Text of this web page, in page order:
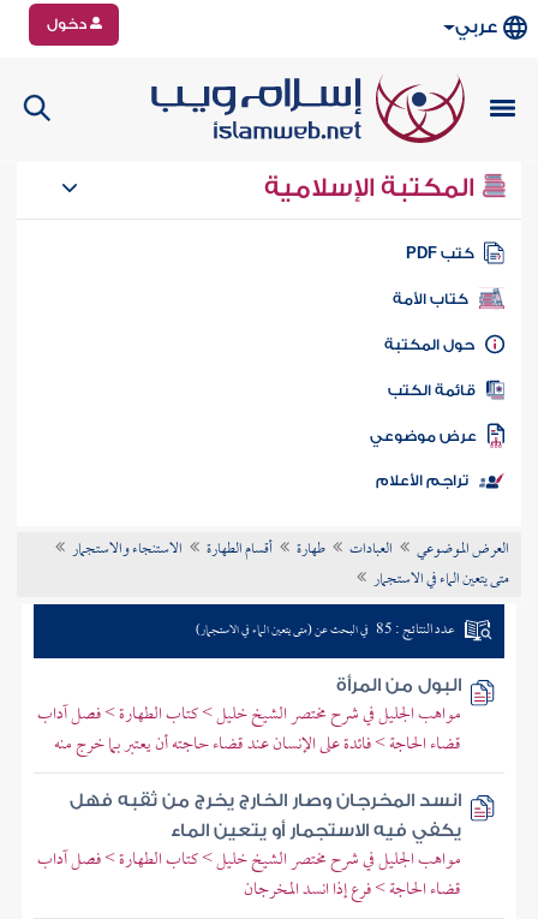
عربي دخول
المكتبة الإسلامية
كتب PDF
كتاب الأمة
المكتبة
الكتب
موضوعي
تراجم الأعلام
العرض الموضوعي العبادات طهارة أقسام الطهارة
الاستنجاء والاستجمار
متى يتعين الماء في الاستجمار
عدد النتائج : 85 في البحث عن (متى يتعين الماء في الاستجمار)
البول من المرأة
مواهب الجليل في شرح مختصر الشيخ خليل > كتاب الطهارة > فصل آداب
قضاء الحاجة > فائدة على الإنسان عند قضاء حاجته أن يعتبر بما خرج منه
انسد المخرجان وصار الخارج يخرج من ثقبه فهل
يكفي فيه الاستجمار أو يتعين الماء
مواهب الجليل في شرح مختصر الشيخ خليل > كتاب الطهارة > فصل آداب
قضاء الحاجة > فرع إذا انسد المخرجان